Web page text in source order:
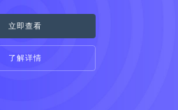
立即查看
了解详情